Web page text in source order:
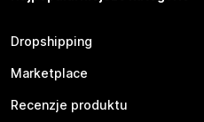
Dropshipping
Marketplace
Recenzje produktu